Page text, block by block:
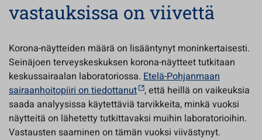
vastauksissa on viivettä
Korona-näytteiden määrä on lisääntynyt moninkertaisesti.
Seinäjoen terveyskeskuksen korona-näytteet tutkitaan
keskussairaalan laboratoriossa. Etelä-Pohjanmaan
sairaanhoitopiiri on tiedottanut , että heillä on vaikeuksia
saada analyysissa käytettäviä tarvikkeita, minkä vuoksi
näytteitä on lähetetty tutkittavaksi muihin laboratorioihin.
Vastausten saaminen on tämän vuoksi viivästynyt.